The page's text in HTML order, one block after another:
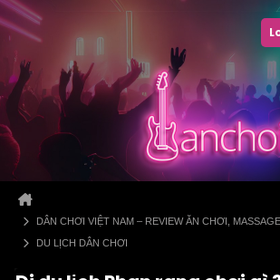
DÂN CHƠI VIỆT NAM – REVIEW ĂN CHƠI,
DU LỊCH DÂN CHƠI